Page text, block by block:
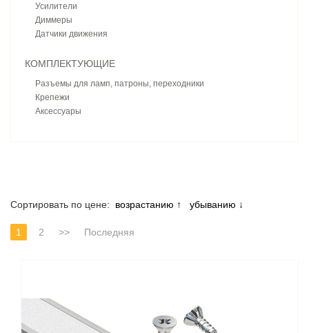
Усилители
Диммеры
Датчики движения
КОМПЛЕКТУЮЩИЕ
Разъемы для ламп, патроны, переходники
Крепежи
Аксессуары
Cортировать по цене: возрастанию ↑ убыванию ↓
1 2 >> Последняя